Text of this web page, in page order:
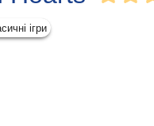
ігри